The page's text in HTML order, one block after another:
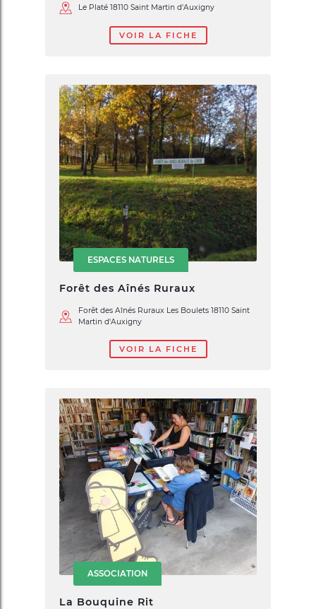
Le Platé 18110 Saint Martin d'Auxigny
VOIR LA FICHE
ESPACES NATURELS
Forêt des Aînés Ruraux
Forêt des Aînés Ruraux Les Boulets 18110 Saint
Martin d'Auxigny
VOIR LA FICHE
ASSOCIATION
La Bouquine Rit